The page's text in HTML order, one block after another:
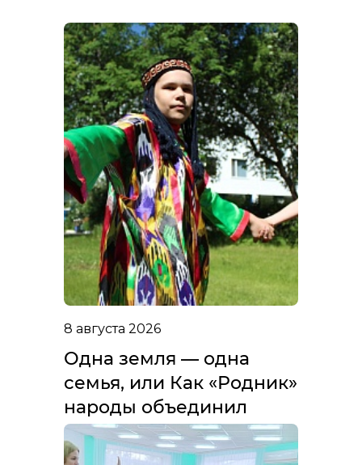
8 августа 2026
Одна земля — одна
семья, или Как «Родник»
народы объединил